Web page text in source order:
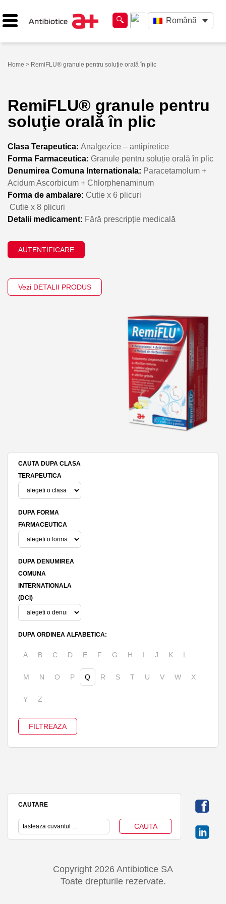
Română
Home > RemiFLU® granule pentru soluţie orală în plic
RemiFLU® granule pentru
soluţie orală în plic
Clasa Terapeutica: Analgezice – antipiretice
Forma Farmaceutica: Granule pentru soluție orală în plic
Denumirea Comuna Internationala: Paracetamolum +
Acidum Ascorbicum + Chlorphenaminum
Forma de ambalare: Cutie x 6 plicuri
Cutie x 8 plicuri
Detalii medicament: Fără prescripție medicală
AUTENTIFICARE
Vezi DETALII PRODUS
CAUTA DUPA CLASA
TERAPEUTICA
DUPA FORMA
FARMACEUTICA
DUPA DENUMIREA
COMUNA
INTERNATIONALA
(DCI)
DUPA ORDINEA ALFABETICA:
A B C D E F G H I J K L
M N O P Q R S T U V W X
Y Z
CAUTARE
Copyright 2026 Antibiotice SA
Toate drepturile rezervate.